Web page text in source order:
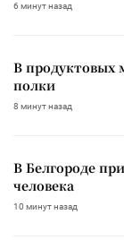
6 минут назад
В продуктовых
полки
8 минут назад
В Белгороде
человека
10 минут назад